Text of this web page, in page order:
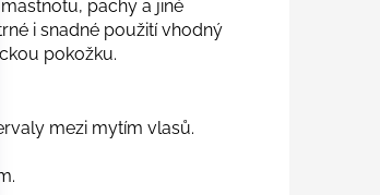
pachy a jiné
i snadné použití vhodný
pokožku.
mezi mytím vlasů.